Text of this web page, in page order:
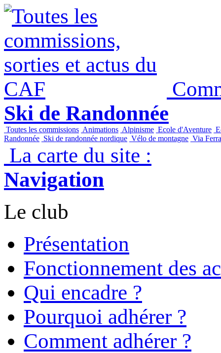
Ski de Randonnée
Toutes les commissions Animations Alpinisme Ecole d'Aventure
Randonnée Ski de randonnée nordique Vélo de montagne Via
La carte du site :
Navigation
Le club
Présentation
Fonctionnement des
Qui encadre ?
Pourquoi adhérer ?
Comment adhérer ?